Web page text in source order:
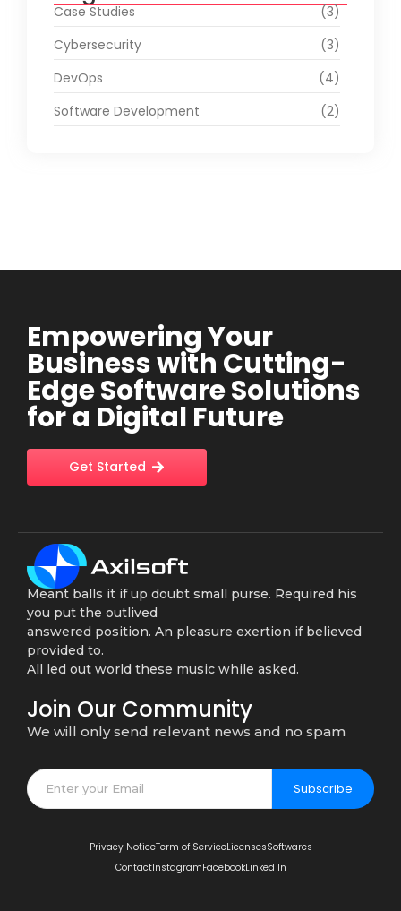
Case Studies
(3)
Cybersecurity
(3)
DevOps
(4)
Software Development
(2)
Empowering Your
Business with Cutting-
Edge Software Solutions
for a Digital Future
Get Started
Meant balls it if up doubt small purse. Required his
you put the outlived
answered position. An pleasure exertion if believed
provided to.
All led out world these music while asked.
Join Our Community
We will only send relevant news and no spam
Subscribe
Privacy NoticeTerm of ServiceLicensesSoftwares
ContactInstagramFacebookLinked In